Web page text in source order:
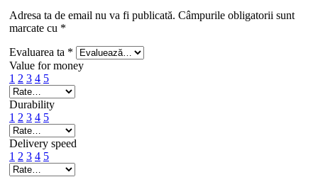
Adresa ta de email nu va fi publicată. Câmpurile obligatorii sunt
marcate cu *
Evaluarea ta *
Value for money
1 2 3 4 5
Durability
1 2 3 4 5
Delivery speed
1 2 3 4 5